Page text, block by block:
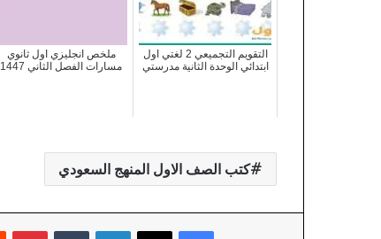
التقويم التجميعي 2 لغتي اول
ابتدائي الوحدة الثانية مدرستي
ملخص انجليزي اول ثانوي
مسارات الفصل الثاني 1447
كتب الصف الاول المنهج السعودي
فيسبوكX لينكدإن